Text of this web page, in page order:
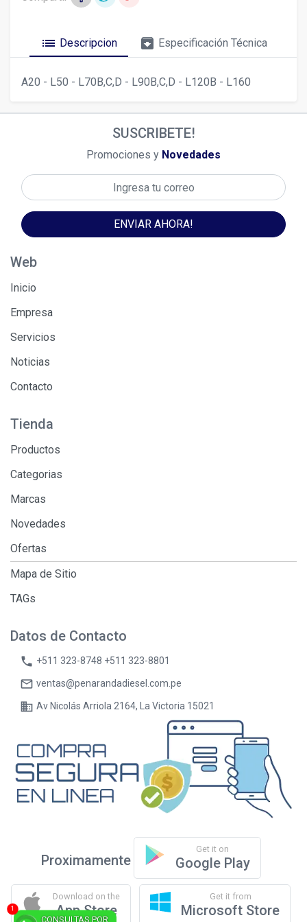
list Descripcion archive Especificación Técnica
A20 - L50 - L70B,C,D - L90B,C,D - L120B - L160
SUSCRIBETE!
Promociones y Novedades
ENVIAR AHORA!
Web
Inicio
Empresa
Servicios
Noticias
Contacto
Tienda
Productos
Categorias
Marcas
Novedades
Ofertas
Mapa de Sitio
TAGs
Datos de Contacto
phone +511 323-8748 +511 323-8801
mail_outline ventas@penarandadiesel.com.pe
business Av Nicolás Arriola 2164, La Victoria 15021
Proximamente
Get it on
Google Play
Download on the
App Store
Get it from
Microsoft Store
CONSULTAS POR